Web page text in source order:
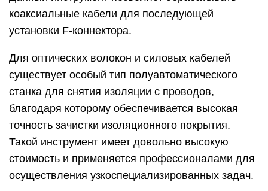
у вас под рукой имеется паяльник, то вы можете
использовать термический метод. Для этого
просто нагрейте паяльник и проведите жалом по
пластмассовой изоляции. Естественно, после
нагревания вы легко снимете оплавленную
оболочку с медного провода или любого
другого. Использование подобного способа
никак не нарушит его целостность. А вот если
вам потребуется зачистить большое количество
проводников с подобной обмоткой, то можно
применять спецприспособление. К примеру,